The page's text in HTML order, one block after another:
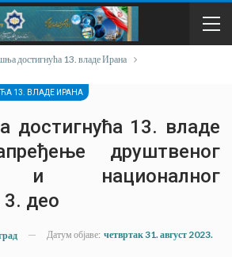
достигнућа 13. владе Ирана
13. ВЛАДЕ ИРАНА
достигнућа 13. владе
друштвеног
и националног
3. део
Датум објаве: четвртак 31. август 2023.